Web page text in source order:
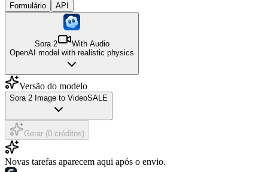
Formulário API
Sora 2
With Audio
OpenAI model with realistic physics
Versão do modelo
Sora 2 Image to VideoSALE
Gerar (0 créditos)
Novas tarefas aparecem aqui após o envio.